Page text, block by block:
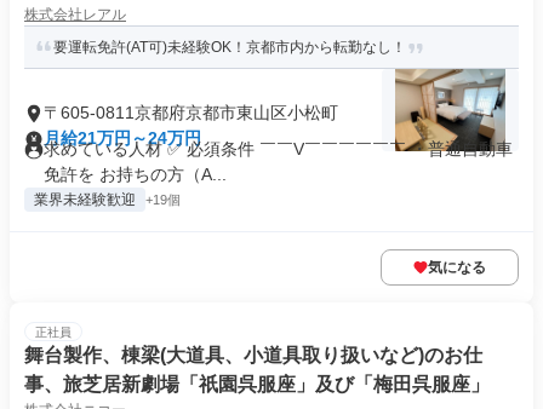
株式会社レアル
要運転免許(AT可)未経験OK！京都市内から転勤なし！
〒605-0811京都府京都市東山区小松町
月給21万円～24万円
求めている人材 ✅ 必須条件 ￣￣V￣￣￣￣￣￣ ・普通自動車
免許を お持ちの方（A...
業界未経験歓迎 +19個
気になる
正社員
舞台製作、棟梁(大道具、小道具取り扱いなど)のお仕
事、旅芝居新劇場「祇園呉服座」及び「梅田呉服座」